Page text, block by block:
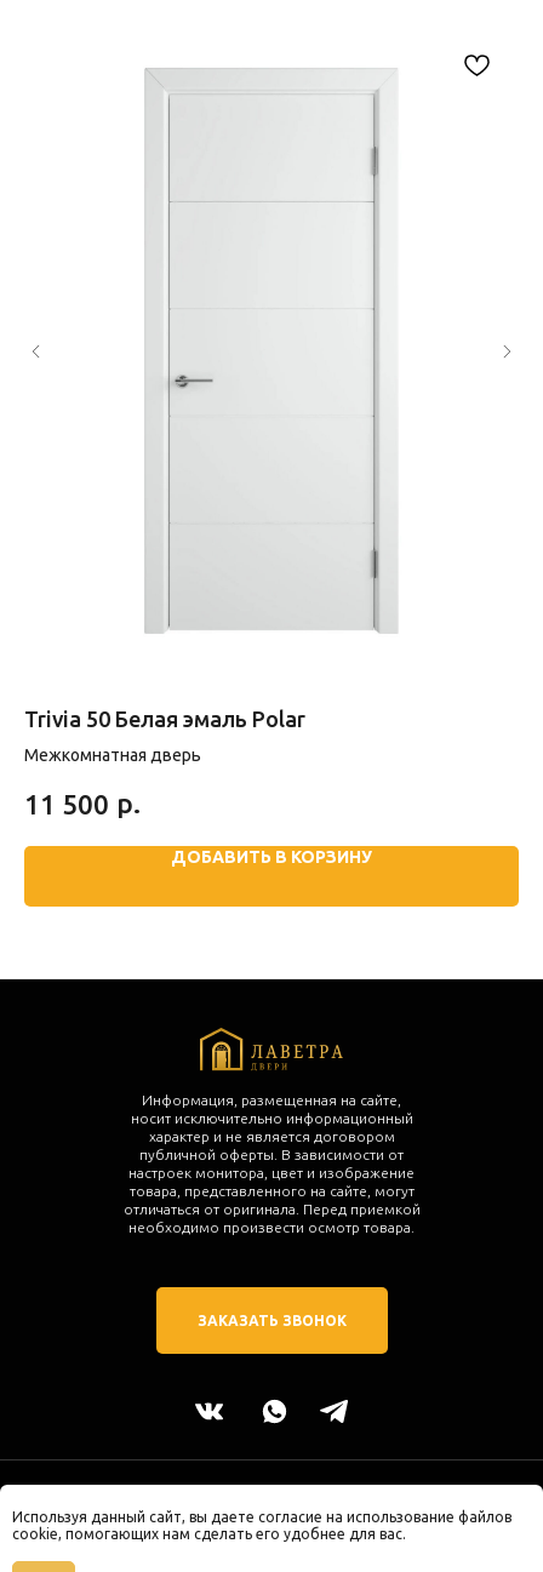
Используя данный сайт, вы даете согласие на использование файлов
cookie, помогающих нам сделать его удобнее для вас.
Trivia 50 Белая эмаль Polar
Межкомнатная дверь
11 500 р.
ДОБАВИТЬ В КОРЗИНУ
2025 © ЛАВЕТРА двери. Все права защищены.
г. Калининград, ул. Молодой Гвардии 34
Информация, размещенная на сайте,
носит исключительно информационный
характер и не является договором
публичной оферты. В зависимости от
настроек монитора, цвет и изображение
товара, представленного на сайте, могут
отличаться от оригинала. Перед приемкой
необходимо произвести осмотр товара.
ЗАКАЗАТЬ ЗВОНОК